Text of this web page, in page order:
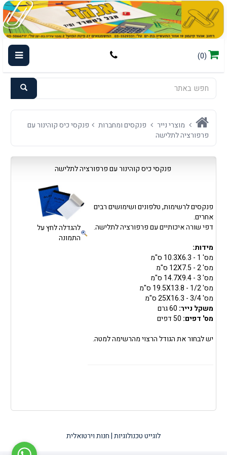
(0)
מוצרי נייר פנקסים ומחברות
פנקסי כיס קוהינור עם
פרפורציה לתלישה
פנקסי כיס קוהינור עם פרפורציה לתלישה
פנקסים לרשימות, טלפונים ושימושים רבים
אחרים.
דפי שורה איכותיים עם פרפורציה לתלישה.
מידות:
מס' 1 - 10.3X6.3 ס"מ
מס' 2 - 12X7.5 ס"מ
מס' 3 - 14.7X9.4 ס"מ
מס' 1/2 - 19.5X13.8 ס"מ
מס' 3/4 - 25X16.3 ס"מ
משקל נייר: 60 גרם
מס' דפים:
יש לבחור את הגודל הרצוי מהרשימה למטה.
להגדלה לחץ על
התמונה
לוגייט טכנולוגיות | חנות וירטואלית